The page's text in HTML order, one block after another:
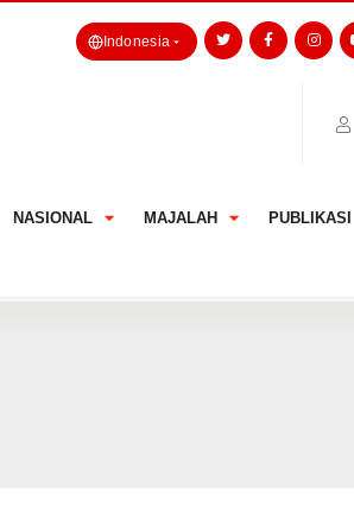
Indonesia
NASIONAL MAJALAH PUBLIKASI